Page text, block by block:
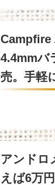
Campfire
4.4mmバ
売。手軽
アンドロ
えば6万